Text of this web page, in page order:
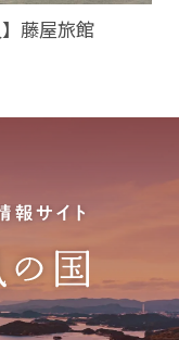
】藤屋旅館